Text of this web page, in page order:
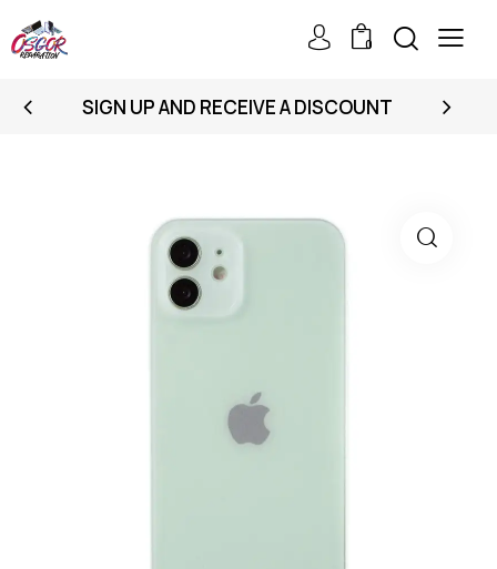
0
SIGN UP AND RECEIVE A DISCOUNT